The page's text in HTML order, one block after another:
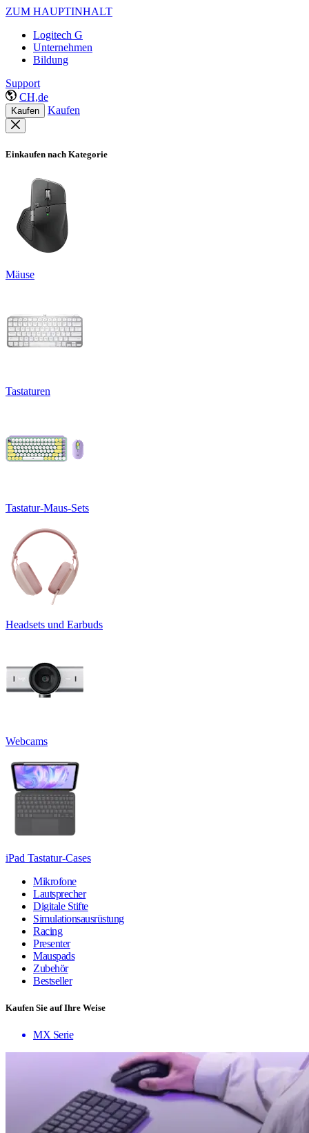
ZUM HAUPTINHALT
Logitech G
Unternehmen
Bildung
Support
CH,de
Kaufen Kaufen
Einkaufen nach Kategorie
Mäuse
Tastaturen
Tastatur-Maus-Sets
Headsets und Earbuds
Webcams
iPad Tastatur-Cases
Mikrofone
Lautsprecher
Digitale Stifte
Simulationsausrüstung
Racing
Presenter
Mauspads
Zubehör
Bestseller
Kaufen Sie auf Ihre Weise
MX Serie